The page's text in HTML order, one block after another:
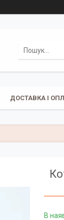
ДОСТАВКА І
В